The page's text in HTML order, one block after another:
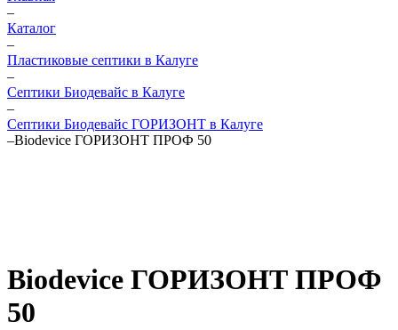
–
Каталог
–
Пластиковые септики в Калуге
–
Септики Биодевайс в Калуге
–
Септики Биодевайс ГОРИЗОНТ в Калуге
–Biodevice ГОРИЗОНТ ПРОФ 50
Biodevice ГОРИЗОНТ ПРОФ
50